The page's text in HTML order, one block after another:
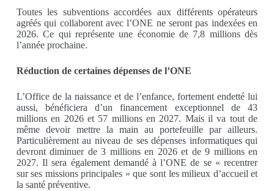
Toutes les subventions accordées aux différents opérateurs
agréés qui collaborent avec l’ONE ne seront pas indexées en
2026. Ce qui représente une économie de 7,8 millions dès
l’année prochaine.
Réduction de certaines dépenses de l’ONE
L’Office de la naissance et de l’enfance, fortement endetté lui
aussi, bénéficiera d’un financement exceptionnel de 43
millions en 2026 et 57 millions en 2027. Mais il va tout de
même devoir mettre la main au portefeuille par ailleurs.
Particulièrement au niveau de ses dépenses informatiques qui
devront diminuer de 3 millions en 2026 et de 9 millions en
2027. Il sera également demandé à l’ONE de se « recentrer
sur ses missions principales » que sont les milieux d’accueil et
la santé préventive.